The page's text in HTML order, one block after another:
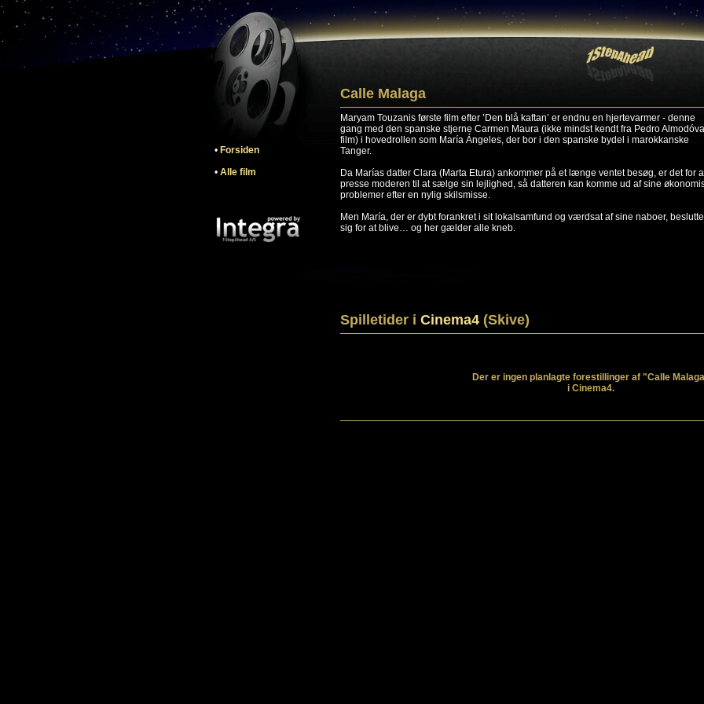
• Forsiden
• Alle film
Calle Malaga
Maryam Touzanis første film efter ’Den blå kaftan’ er endnu en hjertevarmer - denne
gang med den spanske stjerne Carmen Maura (ikke mindst kendt fra Pedro
film) i hovedrollen som María Ángeles, der bor i den spanske bydel i marokkanske
Tanger.
Da Marías datter Clara (Marta Etura) ankommer på et længe ventet besøg, er det for
presse moderen til at sælge sin lejlighed, så datteren kan komme ud af sine
problemer efter en nylig skilsmisse.
Men María, der er dybt forankret i sit lokalsamfund og værdsat af sine naboer,
sig for at blive… og her gælder alle kneb.
Spilletider i Cinema4 (Skive)
Der er ingen planlagte forestillinger af "Calle
i Cinema4.